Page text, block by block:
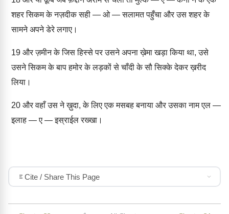
शहर सिकम के नज़दीक सही — ओ — सलामत पहुँचा और उस शहर के
सामने अपने डेरे लगाए।
19 और ज़मीन के जिस हिस्से पर उसने अपना ख़ेमा खड़ा किया था, उसे
उसने सिकम के बाप हमोर के लड़कों से चाँदी के सौ सिक्के देकर ख़रीद
लिया।
20 और वहाँ उस ने ख़ुदा, के लिए एक मसबह बनाया और उसका नाम एल —
इलाह — ए — इस्राईल रख्खा।
Cite / Share This Page